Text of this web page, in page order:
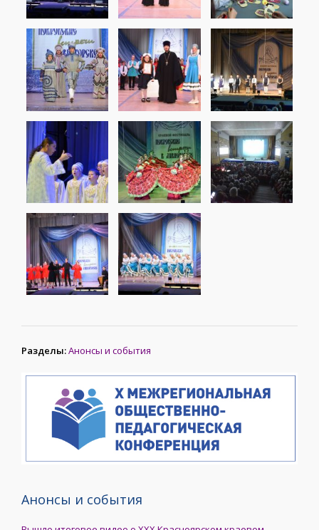
Разделы:Анонсы и события
Анонсы и события